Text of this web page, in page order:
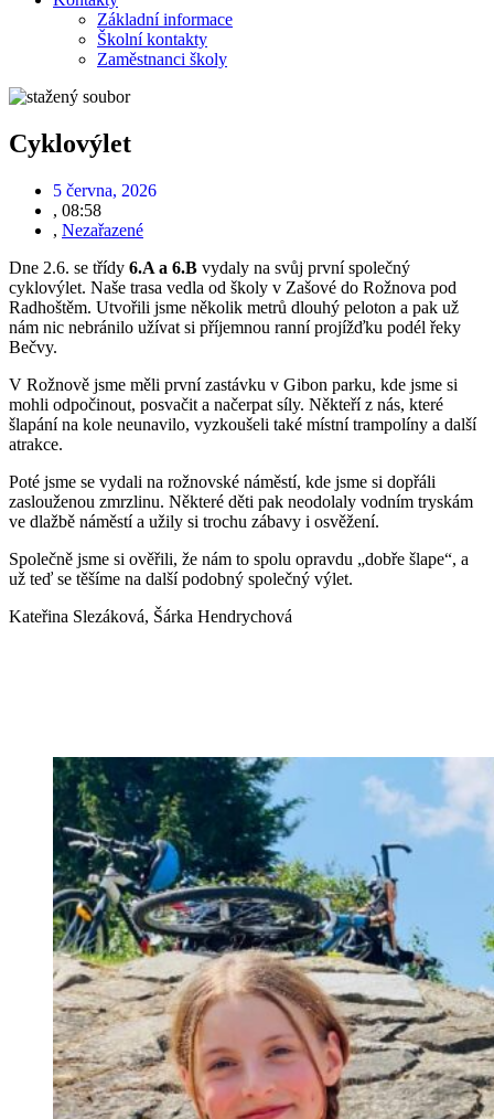
Základní informace
Školní kontakty
Zaměstnanci školy
Cyklovýlet
5 června, 2026
, 08:58
, Nezařazené
Dne 2.6. se třídy 6.A a 6.B vydaly na svůj první společný
cyklovýlet. Naše trasa vedla od školy v Zašové do Rožnova pod
Radhoštěm. Utvořili jsme několik metrů dlouhý peloton a pak už
nám nic nebránilo užívat si příjemnou ranní projížďku podél řeky
Bečvy.
V Rožnově jsme měli první zastávku v Gibon parku, kde jsme si
mohli odpočinout, posvačit a načerpat síly. Někteří z nás, které
šlapání na kole neunavilo, vyzkoušeli také místní trampolíny a další
atrakce.
Poté jsme se vydali na rožnovské náměstí, kde jsme si dopřáli
zaslouženou zmrzlinu. Některé děti pak neodolaly vodním tryskám
ve dlažbě náměstí a užily si trochu zábavy i osvěžení.
Společně jsme si ověřili, že nám to spolu opravdu „dobře šlape“, a
už teď se těšíme na další podobný společný výlet.
Kateřina Slezáková, Šárka Hendrychová